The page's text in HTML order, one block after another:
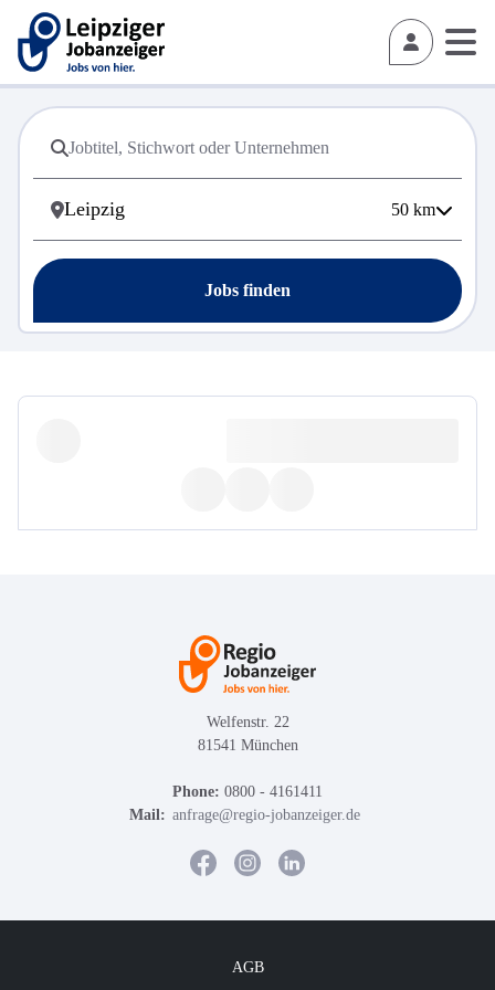
50 km
Jobs finden
Welfenstr. 22
81541 München
Phone: 0800 - 4161411
Mail: anfrage@regio-jobanzeiger.de
AGB